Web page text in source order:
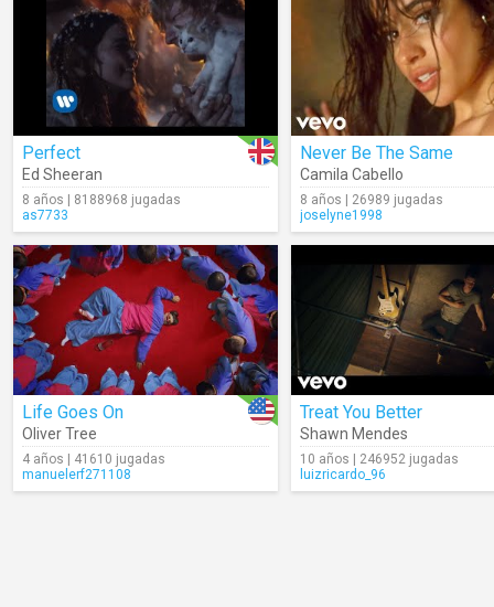
Perfect
Ed Sheeran
8 años | 8188968 jugadas
as7733
Never Be The Same
Camila Cabello
8 años | 26989 jugadas
joselyne1998
Life Goes On
Oliver Tree
4 años | 41610 jugadas
manuelerf271108
Treat You Better
Shawn Mendes
10 años | 246952 jugadas
luizricardo_96